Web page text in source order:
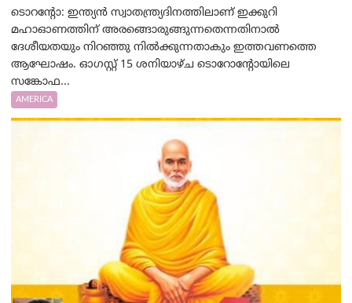
ടൊറന്റോ: ഇന്ത്യൻ സ്വാതന്ത്ര്യദിനത്തിലാണ് ഇക്കുറി
മഹാഓണത്തിന് അരങ്ങൊരുങ്ങുന്നതെന്നതിനാൽ
ദേശീയതയും നിറഞ്ഞു നിൽക്കുന്നതാകും ഇത്തവണത്തെ
ആഘോഷം. ഓഗസ്റ്റ് 15 ശനിയാഴ്ച ടൊറോന്റോയിലെ
സങ്കോഫ...
AMERICA